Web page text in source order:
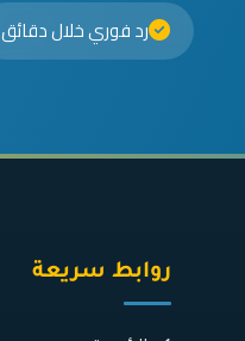
رد فوري خلال دقائق
روابط سريعة